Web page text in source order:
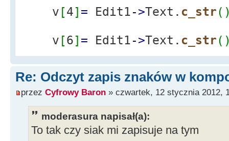
/* ścieżka dosępu do
String fileName=
ExtractFilePath(ParamStr(0))
dane.DAT";
fstream outfile;
outfile.open(fileName.
v [4] = Edit1->Text. c_str(
v [6] = Edit1->Text. c_str(
v Edit1 Text. c_str
v[10 ]=Edit1-> Text.c_str
Re: Odczyt zapis znaków w
przez Cyfrowy Baron » czwartek, 12 stycznia 2012,
moderasura napisał(a):
To tak czy siak mi zapisuje na tym